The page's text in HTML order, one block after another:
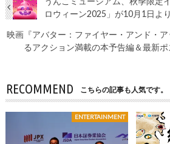
ロウィーン2025」が10月1日よ
映画『アバター：ファイヤー・アンド・
るアクション満載の本予告編＆最新ポ
RECOMMEND こちらの記事も人気です。
ENTERTAINMENT